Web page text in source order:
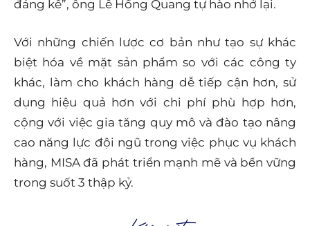
đáng kể”, ông Lê Hồng Quang tự hào nhớ lại.
Với những chiến lược cơ bản như tạo sự khác
biệt hóa về mặt sản phẩm so với các công ty
khác, làm cho khách hàng dễ tiếp cận hơn, sử
dụng hiệu quả hơn với chi phí phù hợp hơn,
cộng với việc gia tăng quy mô và đào tạo nâng
cao năng lực đội ngũ trong việc phục vụ khách
hàng, MISA đã phát triển mạnh mẽ và bền vững
trong suốt 3 thập kỷ.